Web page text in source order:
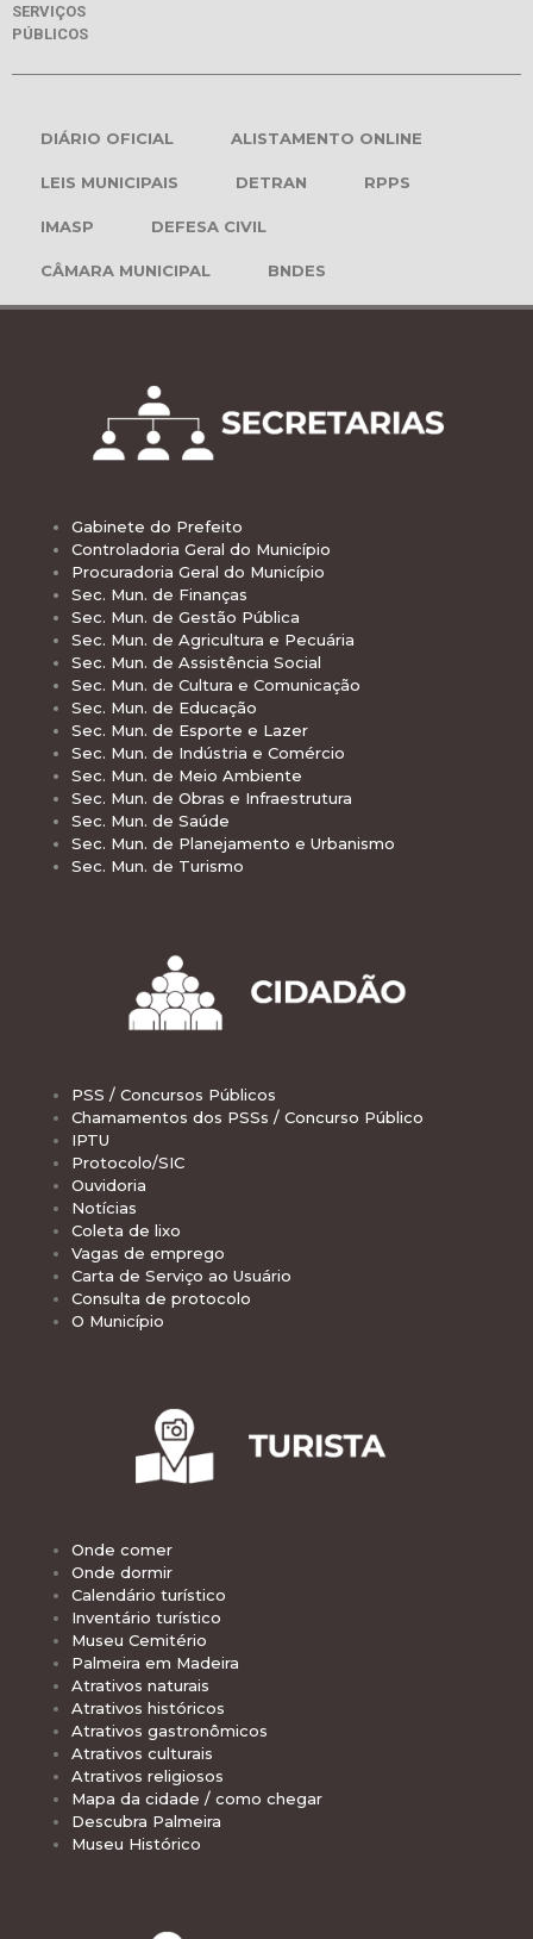
SERVIÇOS
PÚBLICOS
DIÁRIO OFICIAL ALISTAMENTO ONLINE
LEIS MUNICIPAIS DETRAN RPPS
IMASP DEFESA CIVIL
CÂMARA MUNICIPAL BNDES
Gabinete do Prefeito
Controladoria Geral do Município
Procuradoria Geral do Município
Sec. Mun. de Finanças
Sec. Mun. de Gestão Pública
Sec. Mun. de Agricultura e Pecuária
Sec. Mun. de Assistência Social
Sec. Mun. de Cultura e Comunicação
Sec. Mun. de Educação
Sec. Mun. de Esporte e Lazer
Sec. Mun. de Indústria e Comércio
Sec. Mun. de Meio Ambiente
Sec. Mun. de Obras e Infraestrutura
Sec. Mun. de Saúde
Sec. Mun. de Planejamento e Urbanismo
Sec. Mun. de Turismo
PSS / Concursos Públicos
Chamamentos dos PSSs / Concurso Público
IPTU
Protocolo/SIC
Ouvidoria
Notícias
Coleta de lixo
Vagas de emprego
Carta de Serviço ao Usuário
Consulta de protocolo
O Município
Onde comer
Onde dormir
Calendário turístico
Inventário turístico
Museu Cemitério
Palmeira em Madeira
Atrativos naturais
Atrativos históricos
Atrativos gastronômicos
Atrativos culturais
Atrativos religiosos
Mapa da cidade / como chegar
Descubra Palmeira
Museu Histórico